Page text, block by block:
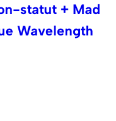
statut + Mad
Wavelength